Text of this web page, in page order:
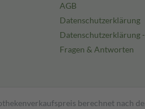
AGB
Datenschutzerklärung
Datenschutzerklärung
Fragen & Antworten
berechnet nach